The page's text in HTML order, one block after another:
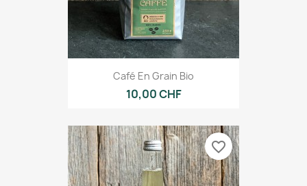
Café En Grain Bio
10,00 CHF
favorite_border